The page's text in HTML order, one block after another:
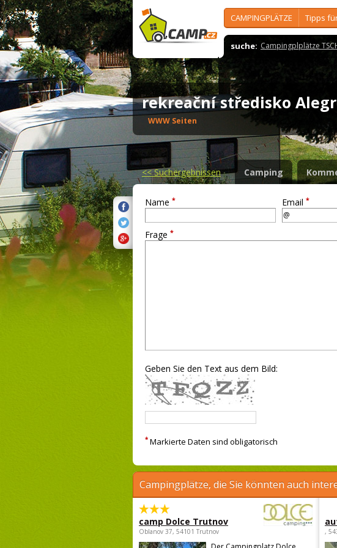
CAMPINGPLÄTZE Tipps
suche: Campingplplätze
rekreační středisko
WWW Seiten
<<Suchergebnissen Camping
Name * Email *
Frage *
Geben Sie den Text aus dem Bild:
* Markierte Daten sind obligatorisch
Campingplätze, die Sie könnten auch
camp Dolce Trutnov
Oblanov 37, 54101 Trutnov ,